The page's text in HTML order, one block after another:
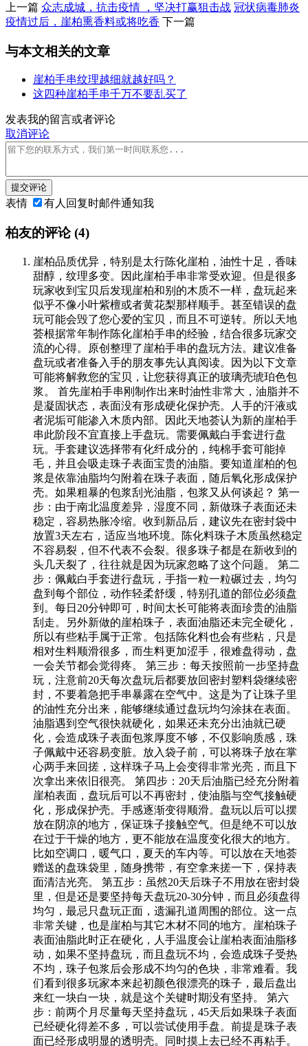
上一篇 众志成城，抗击疫情 ，坚决打赢狙击战 冠状病毒肺炎
疫情过后，崖柏熏香料或将吃香 下一篇
与本文相关的文章
崖柏手串纹理越细就越好吗？
这四种崖柏手串千万不要乱买了
发表我的留言或者评论
取消评论
提交评论
表情 有人回复时邮件通知我
柏友的评论(4)
崖柏品质优异，特别是太行陈化崖柏，油性十足，香味
甜醇，纹理多变。因此崖柏手串非常受欢迎。但是很多
玩家收到宝贝后发现崖柏和别的木质不一样，盘玩起来
似乎不像小叶紫檀或者黄花梨那样顺手。甚至错误的盘
玩可能会毁了您心爱的宝贝，而且不可逆转。所以天地
荟根据常年制作陈化崖柏手串的经验，结合很多玩家交
流的心得。原创整理了崖柏手串的盘玩方法。建议准备
盘玩或者准备入手的朋友事先认真阅读。因为以下文章
可能将解救您的宝贝，让您获得真正的玻璃壳琥珀色包
浆。 首先崖柏手串刚制作出来时油性非常大，油脂并不
是凝固状态，表面没有形成硬化保护壳。人手的汗液或
者泥垢可能渗入木质内部。因此天地荟认为新的崖柏手
串此阶段不宜直接上手盘玩。需要佩戴白手套进行盘
玩。手套建议选择带有化纤成分的，纯棉手套可能掉
毛，并且会吸走珠子表面宝贵的油脂。要知道崖柏的包
浆是依靠油脂均匀附着在珠子表面，随后氧化形成保护
壳。如果粗暴的包浆刮光油脂，包浆又从何谈起？ 第一
步：由于南北温度差异，湿度不同，新做珠子表面还未
稳定，容易热胀冷缩。收到新品后，建议先在密封袋中
放置3天左右，适应当地环境。陈化料珠子木质虽然稳定
不容易裂，但不代表不会裂。很多珠子都是在新收到的
头几天裂了，往往就是因为玩家忽略了这个问题。 第二
步：佩戴白手套进行盘玩，手指一粒一粒碾过去，均匀
盘到每个部位，动作轻柔舒缓，特别孔道的部位必须盘
到。每日20分钟即可，时间太长可能将表面珍贵的油脂
刮走。另外新做的崖柏珠子，表面油脂还未完全硬化，
所以有些粘手属于正常。包括陈化料也会有些粘，只是
相对生料顺滑很多，而生料更加涩手，很难盘得动，盘
一会关节都会觉得疼。 第三步：每天按照前一步坚持盘
玩，注意前20天每次盘玩后都要放回密封塑料袋继续密
封，不要着急把手串暴露在空气中。这是为了让珠子里
的油性充分出来，能够继续通过盘玩均匀涂抹在表面。
油脂遇到空气很快就硬化，如果还未充分出油就已硬
化，会造成珠子表面包浆厚度不够，不仅影响质感，珠
子佩戴中还容易变脏。放入袋子前，可以将珠子放在掌
心两手来回搓，这样珠子马上会变得非常光亮，而且下
次拿出来依旧很亮。 第四步：20天后油脂已经充分附着
崖柏表面，盘玩后可以不再密封，使油脂与空气接触硬
化，形成保护壳。手感逐渐变得顺滑。盘玩以后可以摆
放在阴凉的地方，保证珠子接触空气。但是绝不可以放
在过于干燥的地方，更不能放在温度变化很大的地方。
比如空调口，暖气口，夏天的车内等。可以放在天地荟
赠送的盘珠袋里，随身携带，有空拿来搓一下，保持表
面清洁光亮。 第五步：虽然20天后珠子不用放在密封袋
里，但是还是要坚持每天盘玩20-30分钟，而且必须盘得
均匀，最忌只盘玩正面，遗漏孔道周围的部位。这一点
非常关键，也是崖柏与其它木材不同的地方。崖柏珠子
表面油脂此时正在硬化，人手温度会让崖柏表面油脂移
动，如果不坚持盘玩，而且盘玩不均，会造成珠子受热
不均，珠子包浆后会形成不均匀的色块，非常难看。我
们看到很多玩家本来起初颜色很漂亮的珠子，最后盘出
来红一块白一块，就是这个关键时期没有坚持。 第六
步：前两个月尽量每天坚持盘玩，45天后如果珠子表面
已经硬化得差不多，可以尝试使用手盘。前提是珠子表
面已经形成明显的透明壳。同时摸上去已经不再粘手。